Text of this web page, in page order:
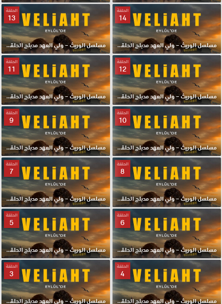
الحلقة
14
مسلسل الوريث – ولي العهد مدبلج الحلقة 14 HD
الحلقة
13
مسلسل الوريث – ولي العهد مدبلج الحلقة 13 HD
الحلقة
12
مسلسل الوريث – ولي العهد مدبلج الحلقة 12 HD
الحلقة
11
مسلسل الوريث – ولي العهد مدبلج الحلقة 11 HD
الحلقة
10
مسلسل الوريث – ولي العهد مدبلج الحلقة 10 HD
الحلقة
9
مسلسل الوريث – ولي العهد مدبلج الحلقة 9 HD
الحلقة
8
مسلسل الوريث – ولي العهد مدبلج الحلقة 8 HD
الحلقة
7
مسلسل الوريث – ولي العهد مدبلج الحلقة 7 HD
الحلقة
6
مسلسل الوريث – ولي العهد مدبلج الحلقة 6 HD
الحلقة
5
مسلسل الوريث – ولي العهد مدبلج الحلقة 5 HD
الحلقة
4
مسلسل الوريث – ولي العهد مدبلج الحلقة 4 HD
الحلقة
3
مسلسل الوريث – ولي العهد مدبلج الحلقة 3 HD